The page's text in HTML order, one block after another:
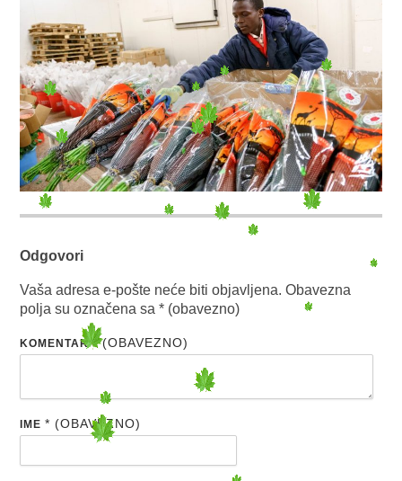
Odgovori
Vaša adresa e-pošte neće biti objavljena. Obavezna
polja su označena sa* (obavezno)
KOMENTAR* (OBAVEZNO)
IME* (OBAVEZNO)